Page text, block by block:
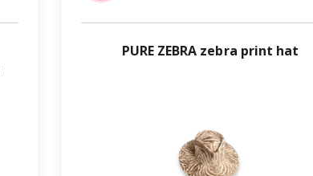
PURE ZEBRA zebra print hat